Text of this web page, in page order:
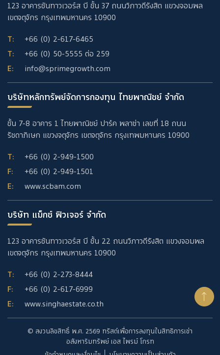
123 อาคารซันทาวเวอร์ส บี ชั้น 37 ถนนวิภาวดีรังสิต แขวงจอมพล
เขตจตุจักร กรุงเทพมหานคร 10900
T:
+66 (0) 2-617-6465
T:
+66 (0) 50-5555 ต่อ 259
E:
info@sprimegrowth.com
บริษัทหลักทรัพย์จัดการกองทุน ไทยพาณิชย์ จำกัด
ชั้น 7-8 อาคาร 1 ไทยพาณิชย์ ปาร์ค พลาซ่า เลขที่ 18 ถนน
รัชดาภิเษก แขวงจตุจักร เขตจตุจักร กรุงเทพมหานคร 10900
T:
+66 (0) 2-949-1500
F:
+66 (0) 2-949-1501
E:
www.scbam.com
บริษัท แม็กซ์ ฟิวเจอร์ จำกัด
123 อาคารซันทาวเวอร์ส บี ชั้น 22 ถนนวิภาวดีรังสิต แขวงจอมพล
เขตจตุจักร กรุงเทพมหานคร 10900
T:
+66 (0) 2-273-8444
F:
+66 (0) 2-617-6999
E:
www.singhaestate.co.th
© สงวนลิขสิทธิ์ พ.ศ. 2569 ทรัสต์เพื่อการลงทุนในสิทธิการเช่า
อสังหาริมทรัพย์ เอส ไพรม์ โกรท